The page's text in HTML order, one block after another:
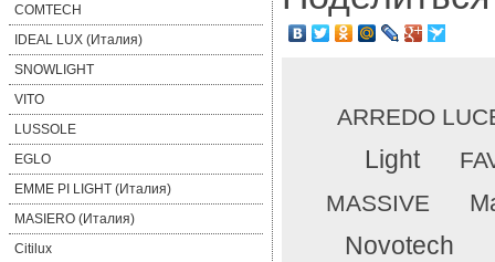
COMTECH
IDEAL LUX (Италия)
SNOWLIGHT
VITO
LUSSOLE
EGLO
EMME PI LIGHT (Италия)
MASIERO (Италия)
Citilux
ARREDO
Light
MASSIVE
Novotech